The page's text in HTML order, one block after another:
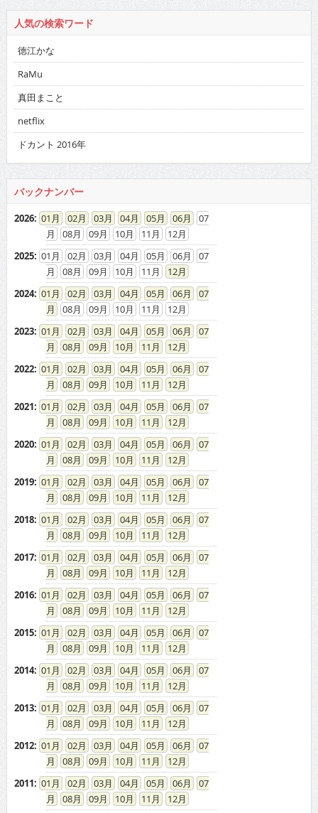
人気の検索ワード
徳江かな
RaMu
真田まこと
netflix
ドカント 2016年
バックナンバー
2026: 01 02 03 04 05 06
07
08
09 10 11
12
2025: 01 02 03 04 05 06
07
08
09 10 11
12
2024: 01 02 03 04 05 06
07
08
09 10 11
12
2023: 01 02 03 04 05 06
07
08
09 10 11
12
2022: 01 02 03 04 05 06
07
08
09 10 11
12
2021: 01 02 03 04 05 06
07
08
09 10 11
12
2020: 01 02 03 04 05 06
07
08
09 10 11
12
2019: 01 02 03 04 05 06
07
08
09 10 11
12
2018: 01 02 03 04 05 06
07
08
09 10 11
12
2017: 01 02 03 04 05 06
07
08
09 10 11
12
2016: 01 02 03 04 05 06
07
08
09 10 11
12
2015: 01 02 03 04 05 06
07
08
09 10 11
12
2014: 01 02 03 04 05 06
07
08
09 10 11
12
2013: 01 02 03 04 05 06
07
08
09 10 11
12
2012: 01 02 03 04 05 06
07
08
09 10 11
12
2011: 01 02 03 04 05 06
07
08
09 10 11
12